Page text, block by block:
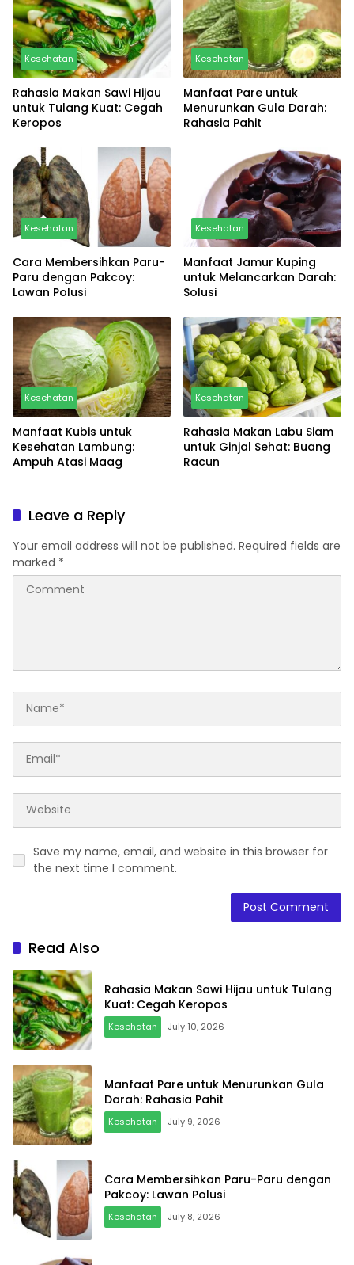
Kesehatan
Rahasia Makan Sawi Hijau
untuk Tulang Kuat: Cegah
Keropos
Kesehatan
Manfaat Pare untuk
Menurunkan Gula Darah:
Rahasia Pahit
Kesehatan
Cara Membersihkan Paru-
Paru dengan Pakcoy:
Lawan Polusi
Kesehatan
Manfaat Jamur Kuping
untuk Melancarkan Darah:
Solusi
Kesehatan
Manfaat Kubis untuk
Kesehatan Lambung:
Ampuh Atasi Maag
Kesehatan
Rahasia Makan Labu Siam
untuk Ginjal Sehat: Buang
Racun
Leave a Reply
Your email address will not be published. Required fields are
marked *
Save my name, email, and website in this browser for
the next time I comment.
Read Also
Rahasia Makan Sawi Hijau untuk Tulang
Kuat: Cegah Keropos
Kesehatan July 10, 2026
Manfaat Pare untuk Menurunkan Gula
Darah: Rahasia Pahit
Kesehatan July 9, 2026
Cara Membersihkan Paru-Paru dengan
Pakcoy: Lawan Polusi
Kesehatan July 8, 2026